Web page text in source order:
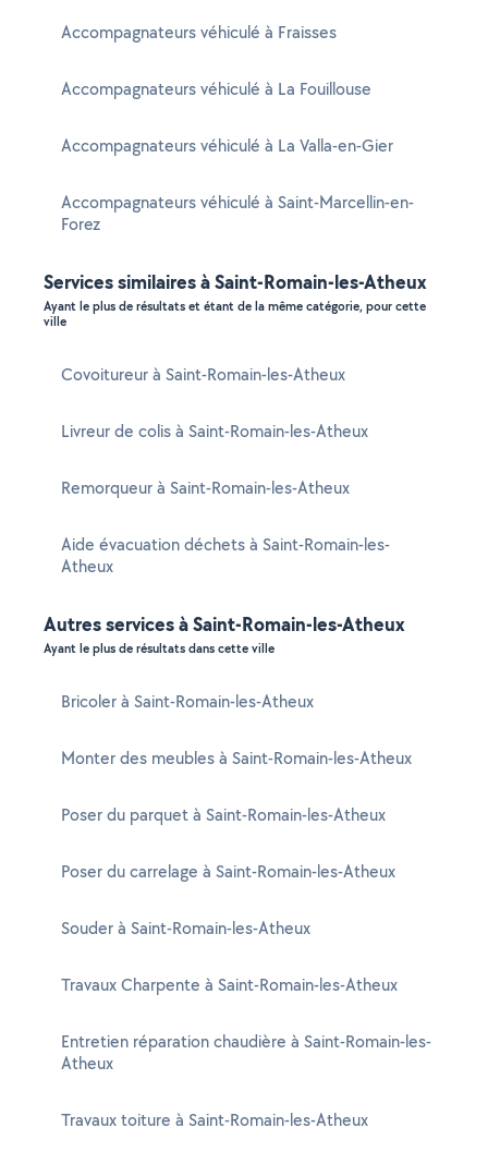
Accompagnateurs véhiculé à Fraisses
Accompagnateurs véhiculé à La Fouillouse
Accompagnateurs véhiculé à La Valla-en-Gier
Accompagnateurs véhiculé à Saint-Marcellin-en-
Forez
Services similaires à Saint-Romain-les-Atheux
Ayant le plus de résultats et étant de la même catégorie, pour cette
ville
Covoitureur à Saint-Romain-les-Atheux
Livreur de colis à Saint-Romain-les-Atheux
Remorqueur à Saint-Romain-les-Atheux
Aide évacuation déchets à Saint-Romain-les-
Atheux
Autres services à Saint-Romain-les-Atheux
Ayant le plus de résultats dans cette ville
Bricoler à Saint-Romain-les-Atheux
Monter des meubles à Saint-Romain-les-Atheux
Poser du parquet à Saint-Romain-les-Atheux
Poser du carrelage à Saint-Romain-les-Atheux
Souder à Saint-Romain-les-Atheux
Travaux Charpente à Saint-Romain-les-Atheux
Entretien réparation chaudière à Saint-Romain-les-
Atheux
Travaux toiture à Saint-Romain-les-Atheux